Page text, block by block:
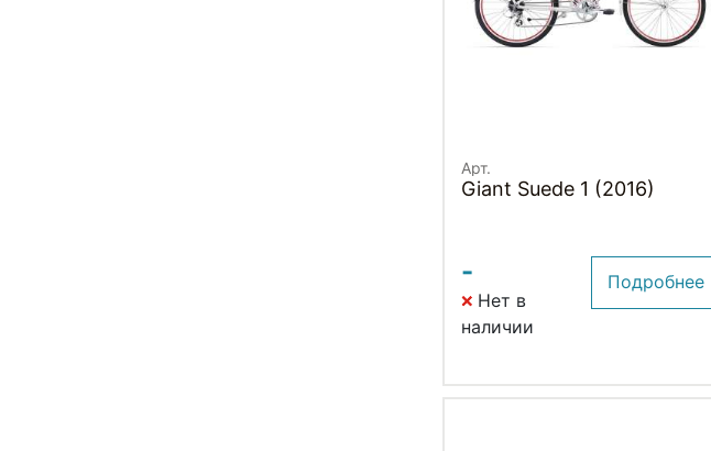
Арт.
Giant Suede 1 (2016)
-
Нет в
наличии
Подробнее